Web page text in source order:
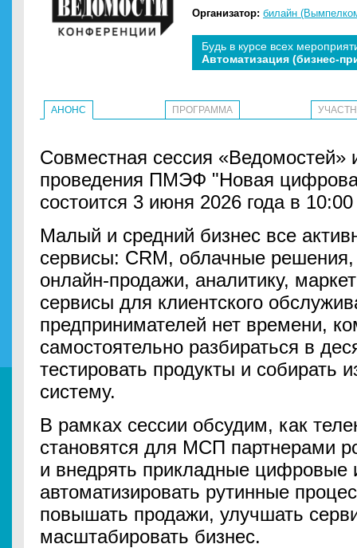
Организатор: билайн
Будь в курсе всех
Автоматизация (бизнес-
АНОНС ПРОГРАММА
Совместная сессия «Ведомостей»
проведения ПМЭФ "Новая
состоится 3 июня 2026 года в
Малый и средний бизнес все
сервисы: CRM, облачные
онлайн-продажи, аналитику,
сервисы для клиентского
предпринимателей нет времени,
самостоятельно разбираться в
тестировать продукты и собирать
систему.
В рамках сессии обсудим, как
становятся для МСП партнерами
и внедрять прикладные цифровые
автоматизировать рутинные
повышать продажи, улучшать
масштабировать бизнес.